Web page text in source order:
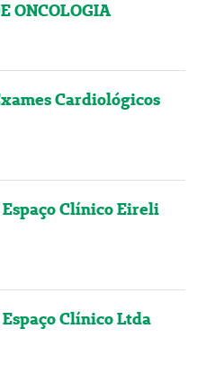
ONCOLOGIA
Cardiológicos
Clínico Eireli
Clínico Ltda